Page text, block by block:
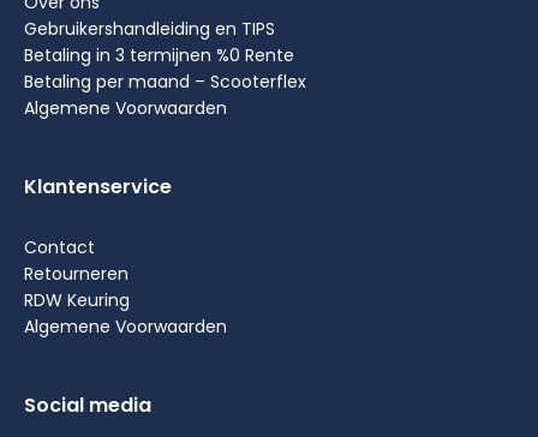
Gebruikershandleiding en TIPS
Betaling in 3 termijnen %0 Rente
Betaling per maand – Scooterflex
Algemene Voorwaarden
Klantenservice
Contact
Retourneren
RDW Keuring
Algemene Voorwaarden
Social media